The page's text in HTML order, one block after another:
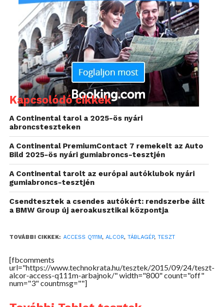
Belül egyértelműen a tesztkészülék foglalta el a
legtöbb helyet, a 10,1”-es képernyővel rendelkező
újdonság mellett a töltőfejet, a microUSB és OTG
kábelt, illetve a használati útmutatót találtam.
Külső
Miután kihámoztam az őt védő fóliából a
tesztkészüléket, egyből feltűnt, hogy sok olcsóbb
táblagéppel ellentétben, itt bizony van fém! A
hátoldal 90%-át ugyanis ezzel az anyaggal
borították, egyedül a felső rész műanyag, hiszen itt
fogadja a készülék a microSD, illetve SIM kártyákat.
Ide került egyébként a microUSB és a 3,5 mm-es jack
találjuk meg.
Kapcsolódó cikkek
A Continental tarol a 2025-ös nyári
abroncsteszteken
A Continental PremiumContact 7 remekelt az Auto
Bild 2025-ös nyári gumiabroncs-tesztjén
A Continental tarolt az európai autóklubok nyári
gumiabroncs-tesztjén
Csendtesztek a csendes autókért: rendszerbe állt
a BMW Group új aeroakusztikai központja
TOVÁBBI CIKKEK: ACCESS Q111M, ALCOR, TÁBLAGÉP, TESZT
[fbcomments
url="https://www.technokrata.hu/tesztek/2015/09/24/teszt-
alcor-access-q111m-arbajnok/" width="800" count="off"
num="3" countmsg=""]